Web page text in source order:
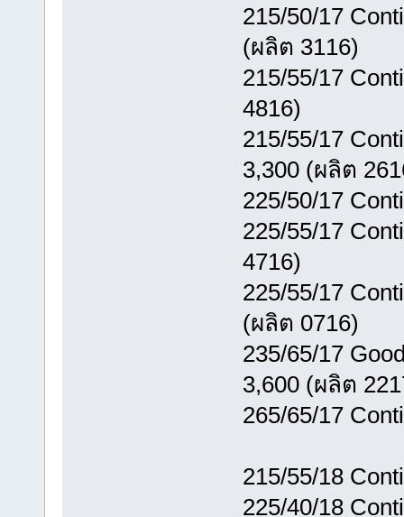
215/50/17
(ผลิต 3116)
215/55/17
4816)
215/55/17
3,300 (ผลิต
225/50/17
225/55/17
4716)
225/55/17
(ผลิต 0716)
235/65/17
3,600 (ผลิต
265/65/17
215/55/18
225/40/18